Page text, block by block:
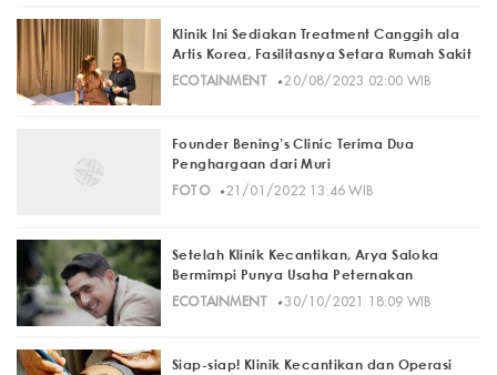
Klinik Ini Sediakan Treatment Canggih ala
Artis Korea, Fasilitasnya Setara Rumah Sakit
ECOTAINMENT
· 20/08/2023 02:00 WIB
Founder Bening’s Clinic Terima Dua
Penghargaan dari Muri
FOTO· 21/01/2022 13:46 WIB
Setelah Klinik Kecantikan, Arya Saloka
Bermimpi Punya Usaha Peternakan
ECOTAINMENT
· 30/10/2021 18:09 WIB
Siap-siap! Klinik Kecantikan dan Operasi